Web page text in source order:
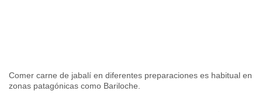
Comer carne de jabalí en diferentes preparaciones es habitual en
zonas patagónicas como Bariloche.